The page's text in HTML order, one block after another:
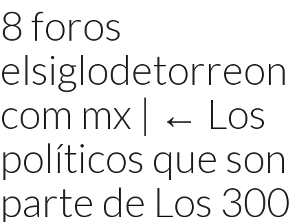
8 foros
elsiglodetorreon
com mx | ← Los
políticos que son
parte de Los 300